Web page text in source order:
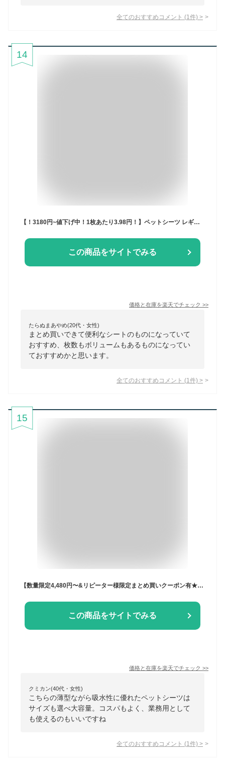
全てのおすすめコメント (1 件) >
14
【！3180円~値下げ中！1枚あたり3.98円！】ペットシーツ レギュラー 800枚 1200枚 ワイド 400枚 600枚 スーパーワイド 多頭飼い 大容量 デオシート ペットシーツ ペットシーツ 1200枚 まとめ買い 業務用 ケース ペット用 犬 トイレシート おしっこシート 猫
この商品をサイトでみる
価格と在庫を楽天でチェック >>
たらぬまあやめ(20代・女性)
まとめ買いできて便利なシートのものになっていて
おすすめ、枚数もボリュームもあるものになってい
ておすすめかと思います。
全てのおすすめコメント (1 件) >
15
【数量限定4,480円〜&リピーター様限定まとめ買いクーポン有★11日9:59迄】＼楽天1位／薄型なのにしっかり吸収 ペットシーツ 薄型 犬 トイレシート トイレシーツ 猫 シーツ 犬 ペットシート ワイド400枚 レギュラー 800枚 シーツ 大容量 まとめ買い 業務用 ケース
この商品をサイトでみる
価格と在庫を楽天でチェック >>
クミカン(40代・女性)
こちらの薄型ながら吸水性に優れたペットシーツは
サイズも選べ大容量。コスパもよく、業務用として
も使えるのもいいですね
全てのおすすめコメント (1 件) >